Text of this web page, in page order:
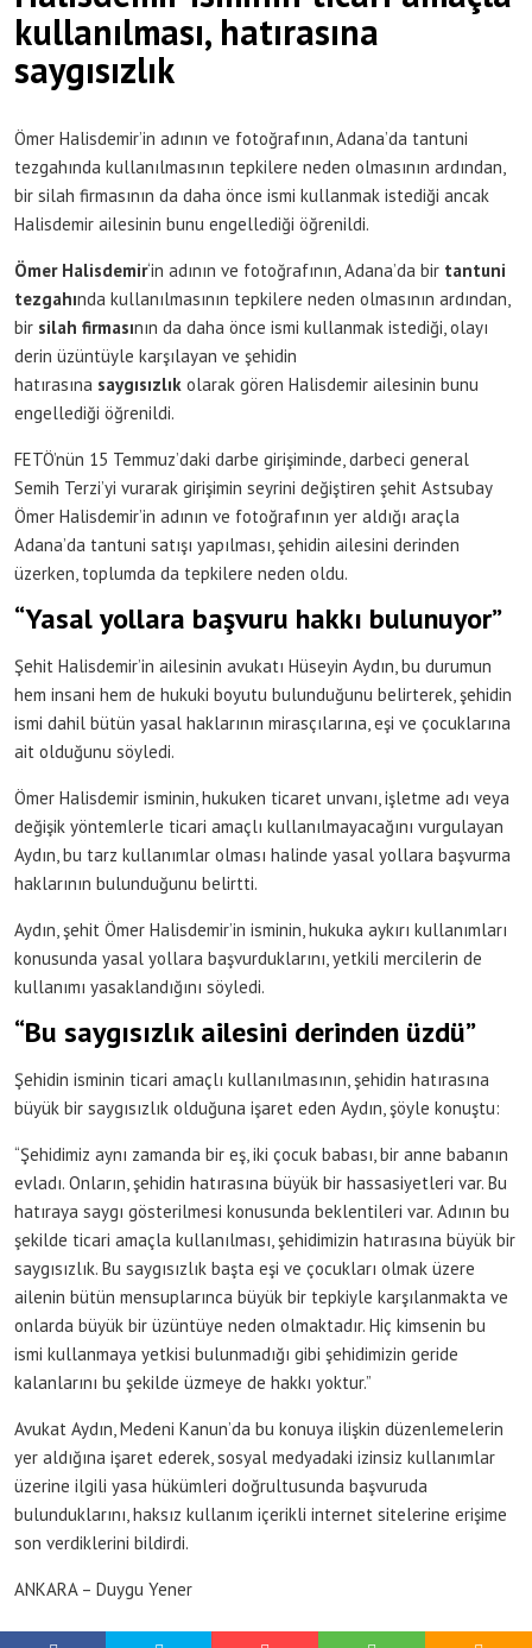
kullanılması, hatırasına
saygısızlık
Ömer Halisdemir’in adının ve fotoğrafının, Adana’da tantuni
tezgahında kullanılmasının tepkilere neden olmasının ardından,
bir silah firmasının da daha önce ismi kullanmak istediği ancak
Halisdemir ailesinin bunu engellediği öğrenildi.
Ömer Halisdemir‘in adının ve fotoğrafının, Adana’da bir tantuni
tezgahında kullanılmasının tepkilere neden olmasının ardından,
bir silah firmasının da daha önce ismi kullanmak istediği, olayı
derin üzüntüyle karşılayan ve şehidin
hatırasına saygısızlık olarak gören Halisdemir ailesinin bunu
engellediği öğrenildi.
FETÖ’nün 15 Temmuz’daki darbe girişiminde, darbeci general
Semih Terzi’yi vurarak girişimin seyrini değiştiren şehit Astsubay
Ömer Halisdemir’in adının ve fotoğrafının yer aldığı araçla
Adana’da tantuni satışı yapılması, şehidin ailesini derinden
üzerken, toplumda da tepkilere neden oldu.
“Yasal yollara başvuru hakkı bulunuyor”
Şehit Halisdemir’in ailesinin avukatı Hüseyin Aydın, bu durumun
hem insani hem de hukuki boyutu bulunduğunu belirterek, şehidin
ismi dahil bütün yasal haklarının mirasçılarına, eşi ve çocuklarına
ait olduğunu söyledi.
Ömer Halisdemir isminin, hukuken ticaret unvanı, işletme adı veya
değişik yöntemlerle ticari amaçlı kullanılmayacağını vurgulayan
Aydın, bu tarz kullanımlar olması halinde yasal yollara başvurma
haklarının bulunduğunu belirtti.
Aydın, şehit Ömer Halisdemir’in isminin, hukuka aykırı kullanımları
konusunda yasal yollara başvurduklarını, yetkili mercilerin de
kullanımı yasaklandığını söyledi.
“Bu saygısızlık ailesini derinden üzdü”
Şehidin isminin ticari amaçlı kullanılmasının, şehidin hatırasına
büyük bir saygısızlık olduğuna işaret eden Aydın, şöyle konuştu:
“Şehidimiz aynı zamanda bir eş, iki çocuk babası, bir anne babanın
evladı. Onların, şehidin hatırasına büyük bir hassasiyetleri var. Bu
hatıraya saygı gösterilmesi konusunda beklentileri var. Adının bu
şekilde ticari amaçla kullanılması, şehidimizin hatırasına büyük bir
saygısızlık. Bu saygısızlık başta eşi ve çocukları olmak üzere
ailenin bütün mensuplarınca büyük bir tepkiyle karşılanmakta ve
onlarda büyük bir üzüntüye neden olmaktadır. Hiç kimsenin bu
ismi kullanmaya yetkisi bulunmadığı gibi şehidimizin geride
kalanlarını bu şekilde üzmeye de hakkı yoktur.”
Avukat Aydın, Medeni Kanun’da bu konuya ilişkin düzenlemelerin
yer aldığına işaret ederek, sosyal medyadaki izinsiz kullanımlar
üzerine ilgili yasa hükümleri doğrultusunda başvuruda
bulunduklarını, haksız kullanım içerikli internet sitelerine erişime
son verdiklerini bildirdi.
ANKARA – Duygu Yener